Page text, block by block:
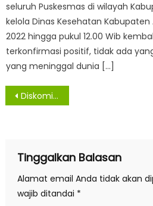
seluruh Puskesmas di wilayah
kelola Dinas Kesehatan Kabupaten
2022 hingga pukul 12.00 Wib
terkonfirmasi positif, tidak ada
yang meninggal dunia […]
Navigasi
Diskominfo Asahan Siarkan Press Release Terkait Penipuan
Tinggalkan Balasan
Alamat email Anda tidak akan
wajib ditandai *